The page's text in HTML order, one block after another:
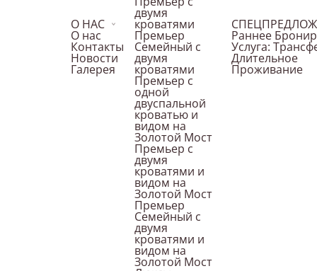
О НАС
О нас
Контакты
Новости
Галерея
двумя
кроватями
Премьер
Семейный с
двумя
кроватями
Премьер с
одной
двуспальной
кроватью и
видом на
Золотой Мост
Премьер с
двумя
кроватями и
видом на
Золотой Мост
Премьер
Семейный с
двумя
кроватями и
видом на
Золотой Мост
Раннее
Услуга:
Длительное
Проживание
25 января 2025
С 25 января по 12 февраля успейте
떡국 (Суп «Тток кук» с рисовыми клецками и
반찬 (Специальные закуски);
야채샐러드 (Салат из свежих овощей с
모둠전 (Овощи на шпажке, рыбные
야채잡채 (Крахмальная лапша с овощами и
만두모둠 (Ассорти дамплингов ручной лепки);